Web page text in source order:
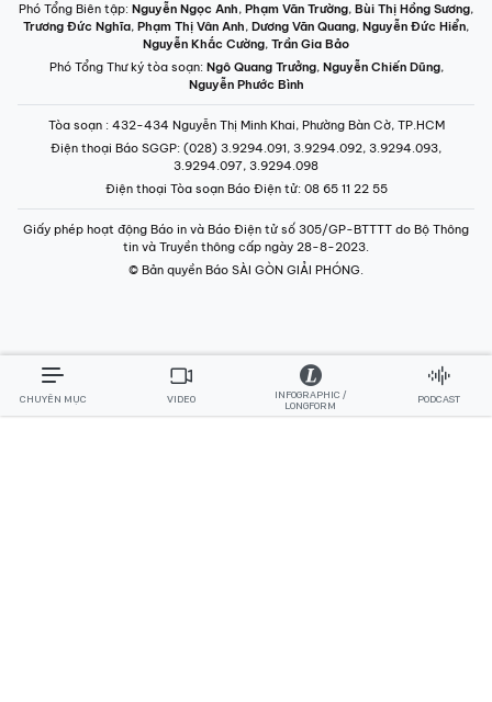
Phó Tổng Biên tập: Nguyễn Ngọc Anh, Phạm Văn Trường, Bùi Thị Hồng Sương,
Trương Đức Nghĩa, Phạm Thị Vân Anh, Dương Văn Quang, Nguyễn Đức Hiển,
Nguyễn Khắc Cường, Trần Gia Bảo
Phó Tổng Thư ký tòa soạn: Ngô Quang Trưởng, Nguyễn Chiến Dũng,
Nguyễn Phước Bình
Tòa soạn : 432-434 Nguyễn Thị Minh Khai, Phường Bàn Cờ, TP.HCM
Điện thoại Báo SGGP: (028) 3.9294.091, 3.9294.092, 3.9294.093,
3.9294.097, 3.9294.098
Điện thoại Tòa soạn Báo Điện tử: 08 65 11 22 55
Giấy phép hoạt động Báo in và Báo Điện tử số 305/GP-BTTTT do Bộ Thông
tin và Truyền thông cấp ngày 28-8-2023.
© Bản quyền Báo SÀI GÒN GIẢI PHÓNG.
CHUYÊN MỤC VIDEO
INFOGRAPHIC /
LONGFORM
PODCAST